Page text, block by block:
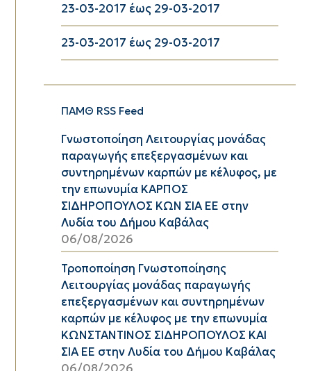
23-03-2017 έως 29-03-2017
23-03-2017 έως 29-03-2017
ΠΑΜΘ RSS Feed
Γνωστοποίηση Λειτουργίας μονάδας
παραγωγής επεξεργασμένων και
συντηρημένων καρπών με κέλυφος, με
την επωνυμία ΚΑΡΠΟΣ
ΣΙΔΗΡΟΠΟΥΛΟΣ ΚΩΝ ΣΙΑ ΕΕ στην
Λυδία του Δήμου Καβάλας
06/08/2026
Τροποποίηση Γνωστοποίησης
Λειτουργίας μονάδας παραγωγής
επεξεργασμένων και συντηρημένων
καρπών με κέλυφος με την επωνυμία
ΚΩΝΣΤΑΝΤΙΝΟΣ ΣΙΔΗΡΟΠΟΥΛΟΣ ΚΑΙ
ΣΙΑ ΕΕ στην Λυδία του Δήμου Καβάλας